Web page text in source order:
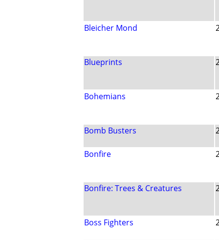
Bleicher Mond
Blueprints
Bohemians
Bomb Busters
Bonfire
Bonfire: Trees & Creatures
Boss Fighters